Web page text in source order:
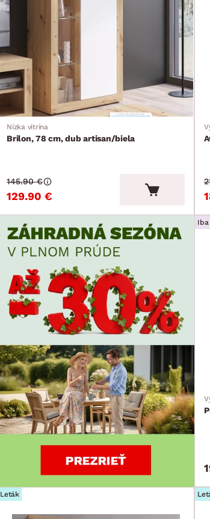
Nízka vitrína
Brilon, 78 cm, dub artisan/biela
129.90 €
145.90 €
Iba
Leták